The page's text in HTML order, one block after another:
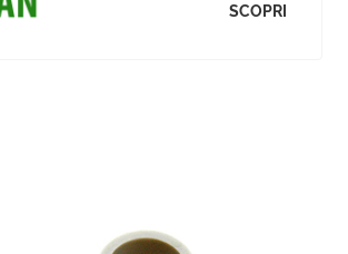
SCOPRI